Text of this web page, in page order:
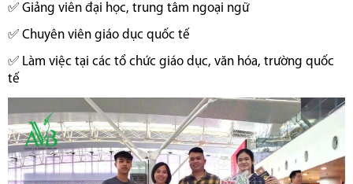
✅ Giảng viên đại học, trung tâm ngoại ngữ
✅ Chuyên viên giáo dục quốc tế
✅ Làm việc tại các tổ chức giáo dục, văn hóa, trường quốc
tế